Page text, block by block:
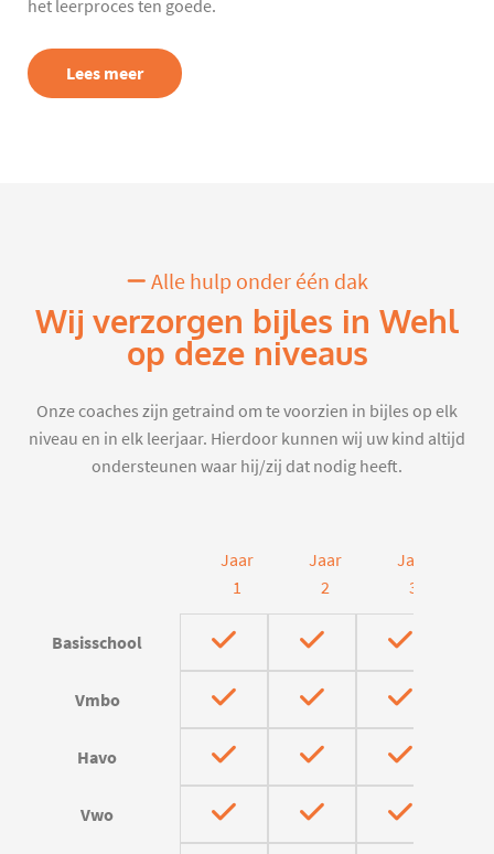
het leerproces ten goede.
Lees meer
Alle hulp onder één dak
Wij verzorgen bijles in Wehl
op deze niveaus
Onze coaches zijn getraind om te voorzien in bijles op elk
niveau en in elk leerjaar. Hierdoor kunnen wij uw kind altijd
ondersteunen waar hij/zij dat nodig heeft.
Jaar
1
Jaar
2
Jaar
3
Basisschool
Vmbo
Havo
Vwo